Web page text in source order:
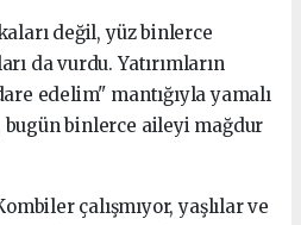
değil, yüz binlerce
da vurdu. Yatırımların
edelim" mantığıyla yamalı
bugün binlerce aileyi mağdur
çalışmıyor, yaşlılar ve